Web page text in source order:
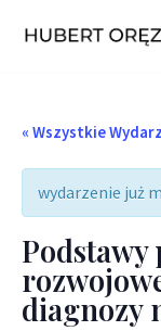
« Wszystkie
wydarzenie już
diagnozy